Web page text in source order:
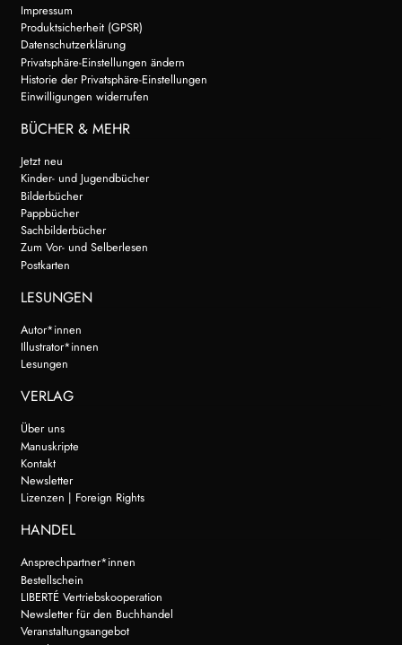
Impressum
Produktsicherheit (GPSR)
Datenschutzerklärung
Privatsphäre-Einstellungen ändern
Historie der Privatsphäre-Einstellungen
Einwilligungen widerrufen
BÜCHER & MEHR
Jetzt neu
Kinder- und Jugendbücher
Bilderbücher
Pappbücher
Sachbilderbücher
Zum Vor- und Selberlesen
Postkarten
LESUNGEN
Autor*innen
Illustrator*innen
Lesungen
VERLAG
Über uns
Manuskripte
Kontakt
Newsletter
Lizenzen | Foreign Rights
HANDEL
Ansprechpartner*innen
Bestellschein
LIBERTÉ Vertriebskooperation
Newsletter für den Buchhandel
Veranstaltungsangebot